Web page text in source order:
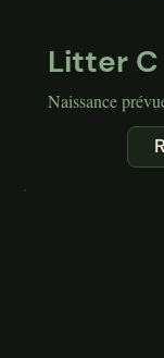
Litter C
Naissance